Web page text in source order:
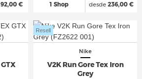
€ 1 Shop desde236,00 €
Nike
V2K Run Gore Tex Iron
Grey
Resell